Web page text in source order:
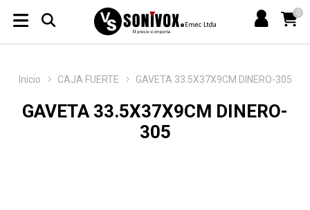
0
Inicio CAJA FUERTE GAVETA 33.5X37X9CM DINERO-305
GAVETA 33.5X37X9CM DINERO-
305